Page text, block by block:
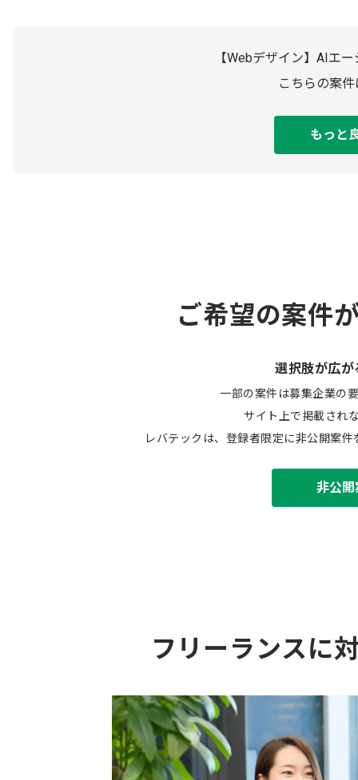
【Webデザイン】AIエ
こちらの案
もっと
ご希望の案件
選択肢が広が
一部の案件は募集企業の
サイト上で掲載され
レバテックは、登録者限定に非公開案
非公
フリーランスに